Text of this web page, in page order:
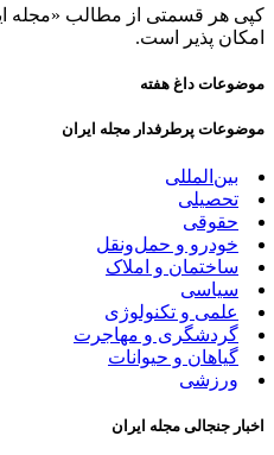
کپی هر قسمتی از مطالب «مجله
امکان پذیر است.
موضوعات داغ هفته
موضوعات پرطرفدار مجله ایران
بین‌المللی
تحصیلی
حقوقی
خودرو و حمل‌و‌نقل
ساختمان و املاک
سیاسی
علمی و تکنولوژی
گردشگری و مهاجرت
گیاهان و حیوانات
ورزشی
اخبار جنجالی مجله ایران